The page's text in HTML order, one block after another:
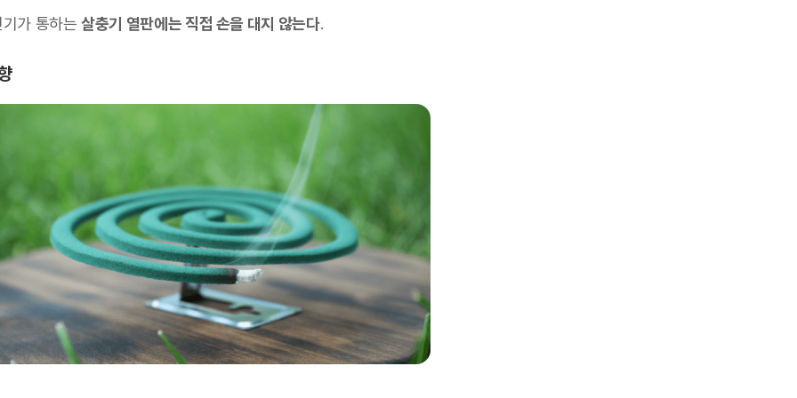
기가 통하는살충기 열판에는 직접 손을 대지 않는다.